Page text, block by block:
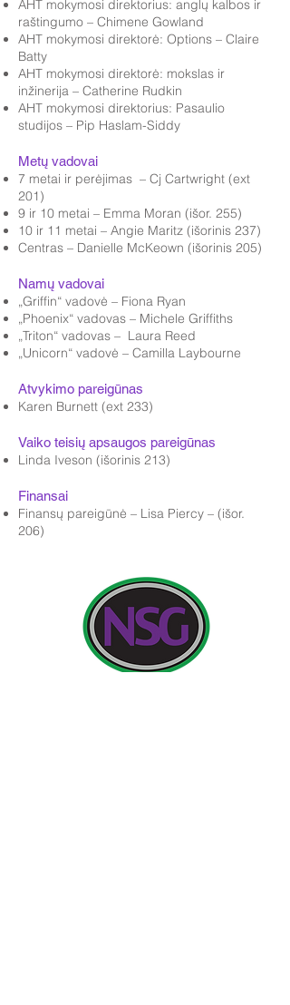
AHT mokymosi direktorius: anglų kalbos ir
raštingumo – Chimene Gowland
AHT mokymosi direktorė: Options – Claire
Batty
AHT mokymosi direktorė: mokslas ir
inžinerija – Catherine Rudkin
AHT mokymosi direktorius: Pasaulio
studijos – Pip Haslam-Siddy
Metų vadovai
7 metai ir perėjimas – Cj Cartwright (ext
201)
9 ir 10 metai – Emma Moran (išor. 255)
10 ir 11 metai – Angie Maritz (išorinis 237)
Centras – Danielle McKeown (išorinis 205)
Namų vadovai
„Griffin“ vadovė – Fiona Ryan
„Phoenix“ vadovas – Michele Griffiths
„Triton“ vadovas – Laura Reed
„Unicorn“ vadovė – Camilla Laybourne
Atvykimo pareigūnas
Karen Burnett (ext 233)
Vaiko teisių apsaugos pareigūnas
Linda Iveson (išorinis 213)
Finansai
Finansų pareigūnė – Lisa Piercy – (išor.
206)